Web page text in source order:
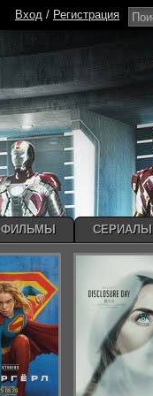
Вход / Регистрация
ФИЛЬМЫ СЕРИАЛЫ